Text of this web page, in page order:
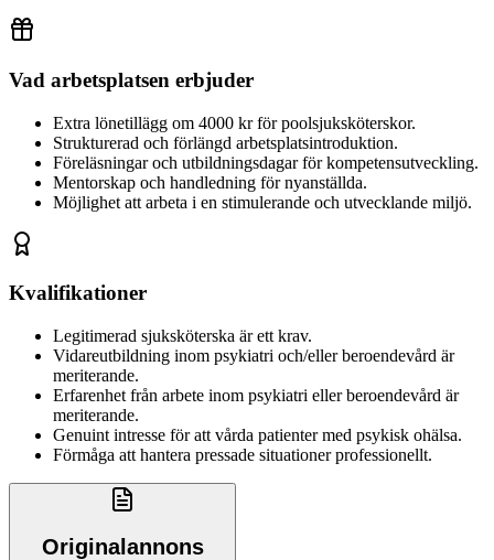
Vad arbetsplatsen erbjuder
Extra lönetillägg om 4000 kr för poolsjuksköterskor.
Strukturerad och förlängd arbetsplatsintroduktion.
Föreläsningar och utbildningsdagar för kompetensutveckling.
Mentorskap och handledning för nyanställda.
Möjlighet att arbeta i en stimulerande och utvecklande miljö.
Kvalifikationer
Legitimerad sjuksköterska är ett krav.
Vidareutbildning inom psykiatri och/eller beroendevård är
meriterande.
Erfarenhet från arbete inom psykiatri eller beroendevård är
meriterande.
Genuint intresse för att vårda patienter med psykisk ohälsa.
Förmåga att hantera pressade situationer professionellt.
Originalannons